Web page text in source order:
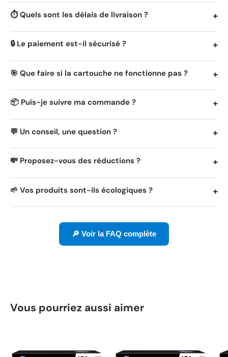
⏱️ Quels sont les délais de livraison ?
🔒 Le paiement est-il sécurisé ?
🎯 Que faire si la cartouche ne fonctionne pas ?
📦 Puis-je suivre ma commande ?
💬 Un conseil, une question ?
💸 Proposez-vous des réductions ?
🌱 Vos produits sont-ils écologiques ?
🔎 Voir la FAQ complète
Vous pourriez aussi aimer